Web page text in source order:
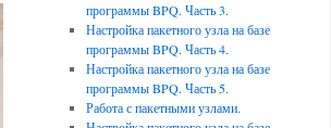
программы BPQ. Часть 3.
Настройка пакетного узла на базе
программы BPQ. Часть 4.
Настройка пакетного узла на базе
программы BPQ. Часть 5.
Работа с пакетными узлами.